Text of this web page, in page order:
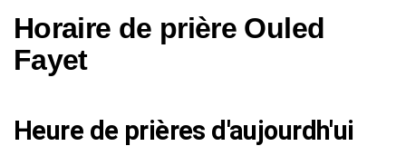
Horaire de prière Ouled
Fayet
Heure de prières d'aujourdh'ui